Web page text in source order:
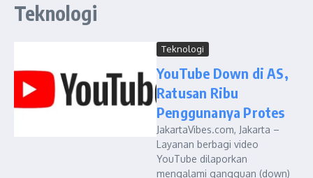
Teknologi
Teknologi
YouTube Down di AS,
Ratusan Ribu
Penggunanya Protes
JakartaVibes.com, Jakarta –
Layanan berbagi video
YouTube dilaporkan
mengalami gangguan (down)